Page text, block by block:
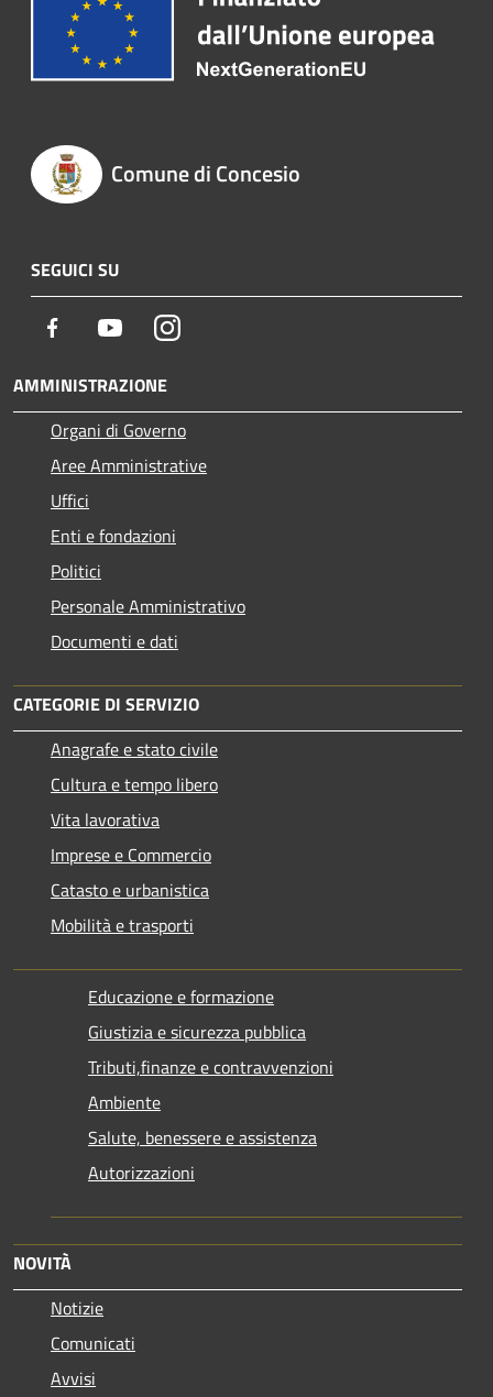
Comune di Concesio
SEGUICI SU
Facebook YoutubeInstagram
AMMINISTRAZIONE
Organi di Governo
Aree Amministrative
Uffici
Enti e fondazioni
Politici
Personale Amministrativo
Documenti e dati
CATEGORIE DI SERVIZIO
Anagrafe e stato civile
Cultura e tempo libero
Vita lavorativa
Imprese e Commercio
Catasto e urbanistica
Mobilità e trasporti
Educazione e formazione
Giustizia e sicurezza pubblica
Tributi,finanze e contravvenzioni
Ambiente
Salute, benessere e assistenza
Autorizzazioni
NOVITÀ
Notizie
Comunicati
Avvisi